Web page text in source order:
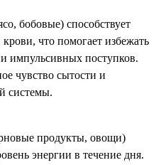
бобовые) способствует
что помогает избежать
импульсивных поступков.
чувство сытости и
системы.
продукты, овощи)
энергии в течение дня.